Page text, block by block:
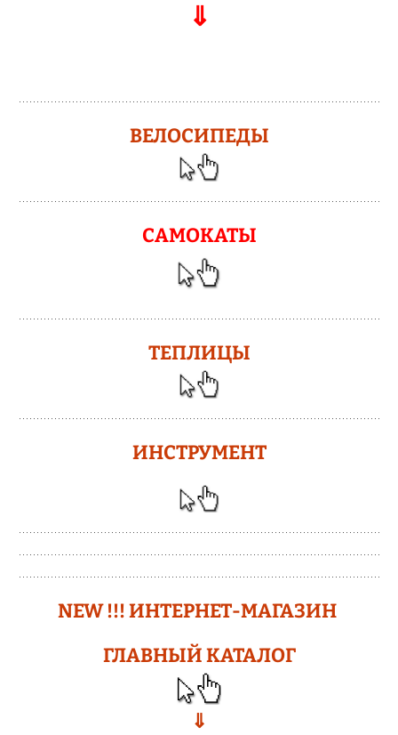
⇓
ВЕЛОСИПЕДЫ
САМОКАТЫ
ТЕПЛИЦЫ
ИНСТРУМЕНТ
NEW !!!ИНТЕРНЕТ-МАГАЗИН
ГЛАВНЫЙ КАТАЛОГ
⇓